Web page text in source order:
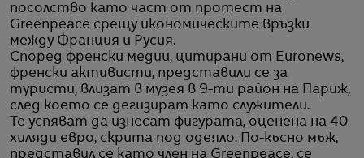
посолство като част от протест на
Greenpeace срещу икономическите връзки
между Франция и Русия.
Според френски медии, цитирани от Euronews,
френски активисти, представили се за
туристи, влизат в музея в 9-ти район на Париж,
след което се дегизират като служители.
Те успяват да изнесат фигурата, оценена на 40
хиляди евро, скрита под одеяло. По-късно мъж,
представил се като член на Greenpeace, се